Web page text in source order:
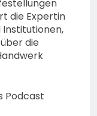
die Expertin
die
Podcast